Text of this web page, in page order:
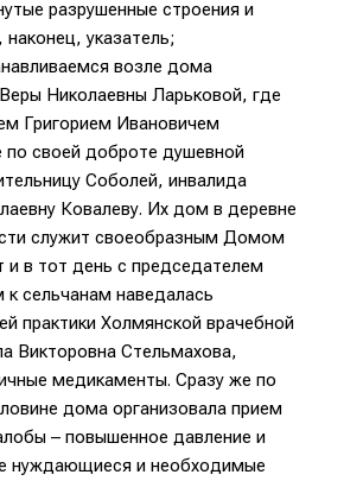
разрушенные строения и
указатель;
возле дома
Николаевны Ларьковой, где
Григорием Ивановичем
своей доброте душевной
Соболей, инвалида
Ковалеву. Их дом в деревне
служит своеобразным Домом
и в тот день с председателем
сельчанам наведалась
практики Холмянской врачебной
Викторовна Стельмахова,
медикаменты. Сразу же по
дома организовала прием
– повышенное давление и
нуждающиеся и необходимые